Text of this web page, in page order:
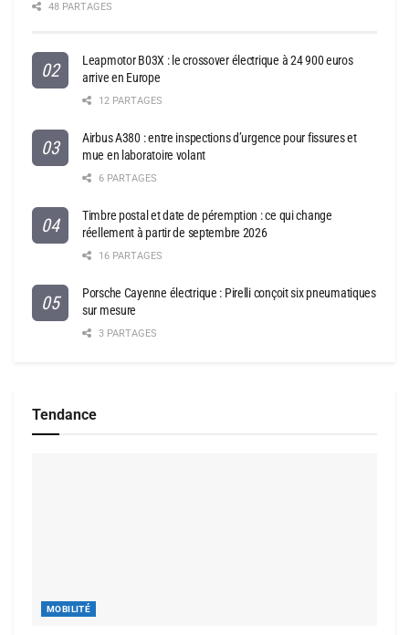
48 PARTAGES
Leapmotor B03X : le crossover électrique à 24 900 euros
arrive en Europe
12 PARTAGES
Airbus A380 : entre inspections d’urgence pour fissures et
mue en laboratoire volant
6 PARTAGES
Timbre postal et date de péremption : ce qui change
réellement à partir de septembre 2026
16 PARTAGES
Porsche Cayenne électrique : Pirelli conçoit six pneumatiques
sur mesure
3 PARTAGES
Tendance
MOBILITÉ